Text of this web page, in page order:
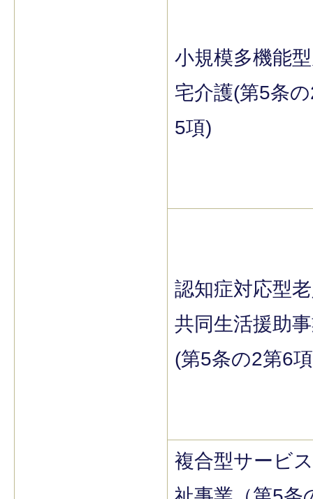
小規模多機能
宅介護(第5条
5項)
認知症対応型
共同生活援助
(第5条の2第6
複合型サービ